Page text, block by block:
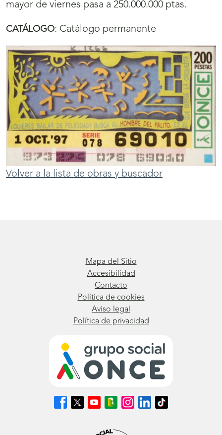
mayor de viernes pasa a 250.000.000 ptas.
CATÁLOGO: Catálogo permanente
Volver a la lista de obras y buscador
Mapa del Sitio
Accesibilidad
Contacto
Política de cookies
Aviso legal
Política de privacidad
Síguenos
en
Síguenos
en
Síguenos
en
Síguenos
en
Blog
Síguenos
en
Síguenos
en
Síguenos
en